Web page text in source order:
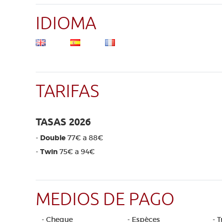
IDIOMA
TARIFAS
TASAS 2026
- Double 77€ a 88€
- Twin 75€ a 94€
MEDIOS DE PAGO
- Cheque - Espèces -